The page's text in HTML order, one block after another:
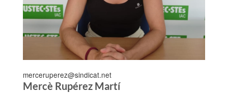
merceruperez@sindicat.net
Mercè Rupérez Martí